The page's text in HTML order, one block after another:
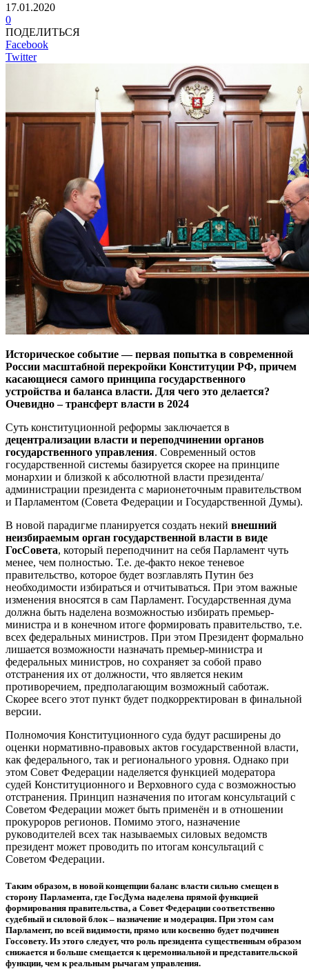
17.01.2020
0
ПОДЕЛИТЬСЯ
Facebook
Twitter
Историческое событие — первая попытка в современной
России масштабной перекройки Конституции РФ, причем
касающиеся самого принципа государственного
устройства и баланса власти. Для чего это делается?
Очевидно – трансферт власти в 2024
Суть конституционной реформы заключается в
децентрализации власти и переподчинении органов
государственного управления. Современный остов
государственной системы базируется скорее на принципе
монархии и близкой к абсолютной власти президента/
администрации президента с марионеточным правительством
и Парламентом (Совета Федерации и Государственной Думы).
В новой парадигме планируется создать некий внешний
неизбираемым орган государственной власти в виде
ГосСовета, который переподчинит на себя Парламент чуть
менее, чем полностью. Т.е. де-факто некое теневое
правительство, которое будет возглавлять Путин без
необходимости избираться и отчитываться. При этом важные
изменения вносятся в сам Парламент. Государственная дума
должна быть наделена возможностью избирать премьер-
министра и в конечном итоге формировать правительство, т.е.
всех федеральных министров. При этом Президент формально
лишается возможности назначать премьер-министра и
федеральных министров, но сохраняет за собой право
отстранения их от должности, что является неким
противоречием, предполагающим возможный саботаж.
Скорее всего этот пункт будет подкорректирован в финальной
версии.
Полномочия Конституционного суда будут расширены до
оценки нормативно-правовых актов государственной власти,
как федерального, так и регионального уровня. Однако при
этом Совет Федерации наделяется функцией модератора
судей Конституционного и Верховного суда с возможностью
отстранения. Принцип назначения по итогам консультаций с
Советом Федерации может быть применён и в отношении
прокуроров регионов. Помимо этого, назначение
руководителей всех так называемых силовых ведомств
президент может проводить по итогам консультаций с
Советом Федерации.
Таким образом, в новой концепции баланс власти сильно смещен в
сторону Парламента, где ГосДума наделена прямой функцией
формирования правительства, а Совет Федерации соответственно
судебный и силовой блок – назначение и модерация. При этом сам
Парламент, по всей видимости, прямо или косвенно будет подчинен
Госсовету. Из этого следует, что роль президента существенным образом
снижается и больше смещается к церемониальной и представительской
функции, чем к реальным рычагам управления.